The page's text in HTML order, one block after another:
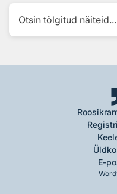
Otsin tõlgitud näiteid...
E-